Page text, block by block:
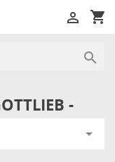
shopping_cart


-
